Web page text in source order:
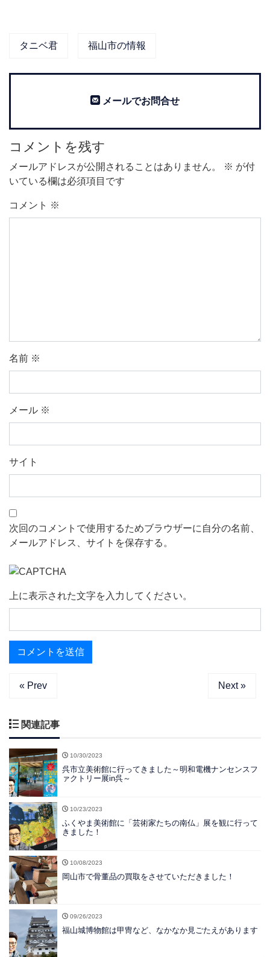
タニベ君 福山市の情報
メールでお問合せ
コメントを残す
メールアドレスが公開されることはありません。 ※ が付
いている欄は必須項目です
コメント ※
名前 ※
メール ※
サイト
次回のコメントで使用するためブラウザーに自分の名前、
メールアドレス、サイトを保存する。
上に表示された文字を入力してください。
« Prev Next »
関連記事
10/30/2023
呉市立美術館に行ってきました～明和電機ナンセンスフ
ァクトリー展in呉～
10/23/2023
ふくやま美術館に「芸術家たちの南仏」展を観に行って
きました！
10/08/2023
岡山市で骨董品の買取をさせていただきました！
09/26/2023
福山城博物館は甲冑など、なかなか見ごたえがあります